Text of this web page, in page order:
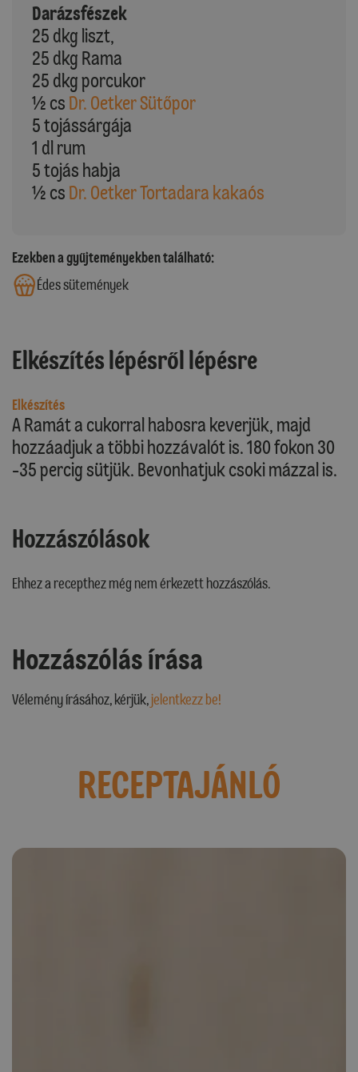
Darázsfészek
25 dkg liszt,
25 dkg Rama
25 dkg porcukor
½ cs Dr. Oetker Sütőpor
5 tojássárgája
1 dl rum
5 tojás habja
½ cs Dr. Oetker Tortadara kakaós
Ezekben a gyűjteményekben található:
Édes sütemények
Elkészítés lépésről lépésre
Elkészítés
A Ramát a cukorral habosra keverjük, majd
hozzáadjuk a többi hozzávalót is. 180 fokon 30
-35 percig sütjük. Bevonhatjuk csoki mázzal is.
Hozzászólások
Ehhez a recepthez még nem érkezett hozzászólás.
Hozzászólás írása
Vélemény írásához, kérjük,jelentkezz be!
RECEPTAJÁNLÓ